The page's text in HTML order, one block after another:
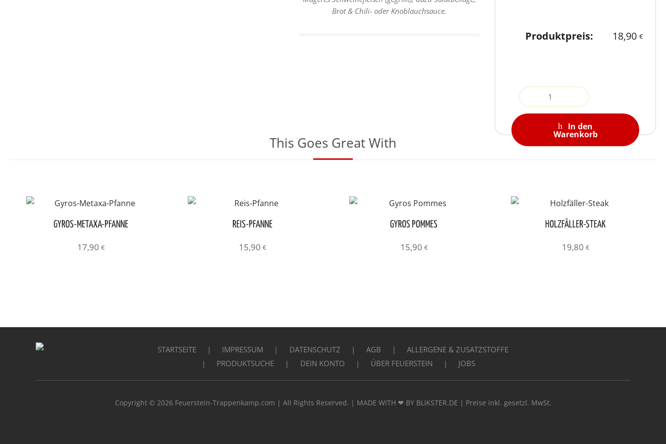
Brot & Chili- oder Knoblauchsauce.
Produktpreis: 18,90€
Quantity
In den
Warenkorb
This Goes Great With
GYROS-METAXA-PFANNE
17,90 €
REIS-PFANNE
15,90 €
GYROS POMMES
15,90 €
HOLZFÄLLER-STEAK
19,80 €
STARTSEITE IMPRESSUM DATENSCHUTZ AGB
ALLERGENE & ZUSATZSTOFFE
PRODUKTSUCHE
DEIN KONTO ÜBER FEUERSTEIN JOBS
Copyright © 2026 Feuerstein-Trappenkamp.com | All Rights Reserved. | MADE WITH ❤ BY BLIKSTER.DE | Preise inkl. gesetzl. MwSt.